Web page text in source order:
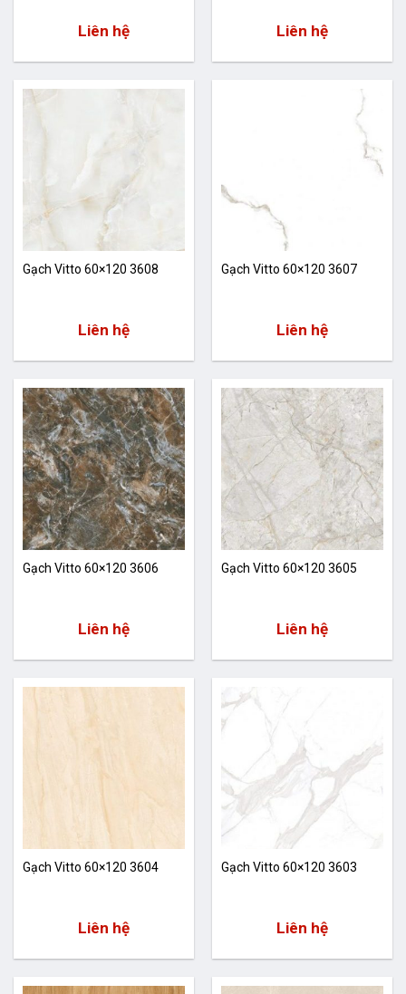
Liên hệ Liên hệ
Gạch Vitto 60×120 3608
Liên hệ
Gạch Vitto 60×120 3607
Liên hệ
Gạch Vitto 60×120 3606
Liên hệ
Gạch Vitto 60×120 3605
Liên hệ
Gạch Vitto 60×120 3604
Liên hệ
Gạch Vitto 60×120 3603
Liên hệ